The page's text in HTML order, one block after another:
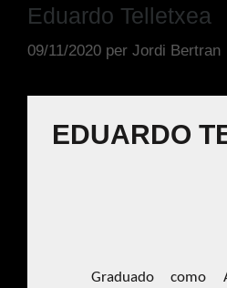
Eduardo Telletxea
09/11/2020 per Jordi Bertran
EDUARDO
Graduado como